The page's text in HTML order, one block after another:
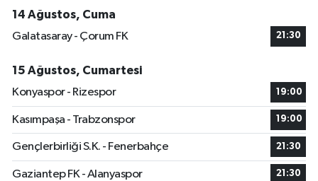
14 Ağustos, Cuma
Galatasaray - Çorum FK
21:30
15 Ağustos, Cumartesi
Konyaspor - Rizespor
19:00
Kasımpaşa - Trabzonspor 19:00
Gençlerbirliği S.K. - Fenerbahçe 21:30
Gaziantep FK - Alanyaspor 21:30